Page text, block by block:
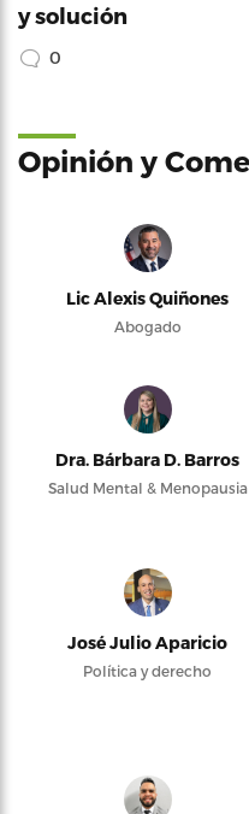
y solución
0
Opinión y
Lic Alexis Quiñones
Abogado
Dra. Bárbara D. Barros
Salud Mental & Menopausia
José Julio Aparicio
Política y derecho